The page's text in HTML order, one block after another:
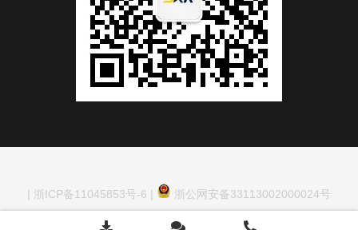
| 浙ICP备11045853号-6 | 浙公网安备33113002000024号